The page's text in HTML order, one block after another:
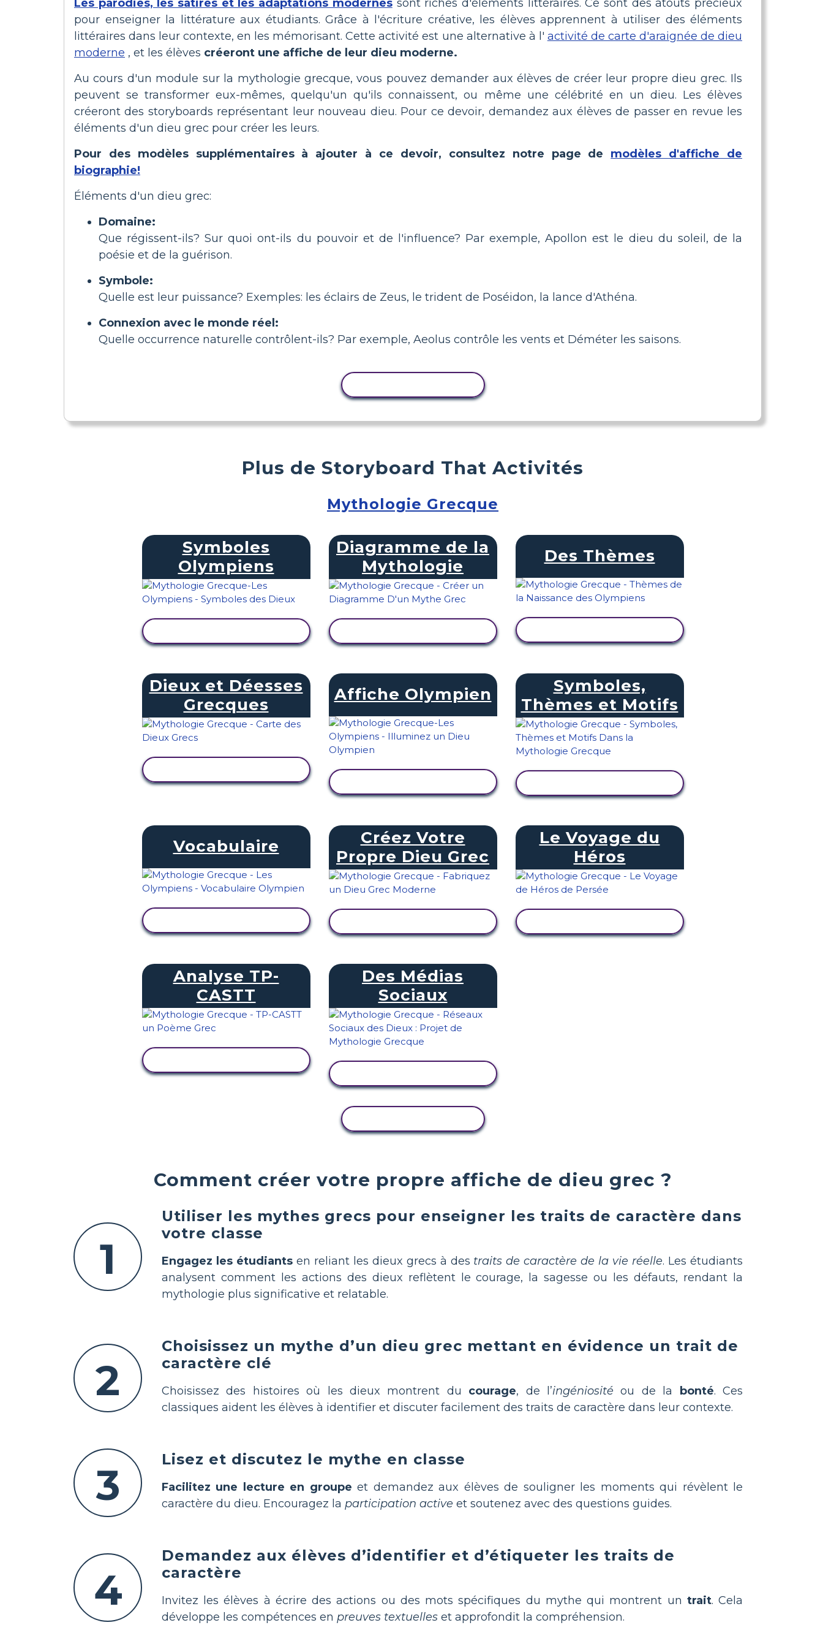
Les parodies, les satires et les adaptations modernessont riches d'éléments littéraires. Ce sont des atouts précieux
pour enseigner la littérature aux étudiants. Grâce à l'écriture créative, les élèves apprennent à utiliser des éléments
littéraires dans leur contexte, en les mémorisant. Cette activité est une alternative à l' activité de carte d'araignée de dieu
moderne , et les élèves créeront une affiche de leur dieu moderne.
Au cours d'un module sur la mythologie grecque, vous pouvez demander aux élèves de créer leur propre dieu grec. Ils
peuvent se transformer eux-mêmes, quelqu'un qu'ils connaissent, ou même une célébrité en un dieu. Les élèves
créeront des storyboards représentant leur nouveau dieu. Pour ce devoir, demandez aux élèves de passer en revue les
éléments d'un dieu grec pour créer les leurs.
Pour des modèles supplémentaires à ajouter à ce devoir, consultez notre page de modèles d'affiche de
biographie!
Éléments d'un dieu grec:
Domaine:
Que régissent-ils? Sur quoi ont-ils du pouvoir et de l'influence? Par exemple, Apollon est le dieu du soleil, de la
poésie et de la guérison.
Symbole:
Quelle est leur puissance? Exemples: les éclairs de Zeus, le trident de Poséidon, la lance d'Athéna.
Connexion avec le monde réel:
Quelle occurrence naturelle contrôlent-ils? Par exemple, Aeolus contrôle les vents et Déméter les saisons.
Comment créer votre propre affiche de dieu grec ?
1
Utiliser les mythes grecs pour enseigner les traits de caractère dans
votre classe
Engagez les étudiantsen reliant les dieux grecs à des traits de caractère de la vie réelle. Les étudiants
analysent comment les actions des dieux reflètent le courage, la sagesse ou les défauts, rendant la
mythologie plus significative et relatable.
2
Choisissez un mythe d’un dieu grec mettant en évidence un trait de
caractère clé
Choisissez des histoires où les dieux montrent du courage, de l’ingéniosité ou de la bonté. Ces
classiques aident les élèves à identifier et discuter facilement des traits de caractère dans leur contexte.
3
Lisez et discutez le mythe en classe
Facilitez une lecture en groupe et demandez aux élèves de souligner les moments qui révèlent le
caractère du dieu. Encouragez la participation active et soutenez avec des questions guides.
4
Demandez aux élèves d’identifier et d’étiqueter les traits de
caractère
Invitez les élèves à écrire des actions ou des mots spécifiques du mythe qui montrent un trait. Cela
développe les compétences en preuves textuelles et approfondit la compréhension.
Plus de Storyboard That Activités
Mythologie Grecque
Symboles
Olympiens
Diagramme de la
Mythologie
Des Thèmes
Dieux et Déesses
Grecques
Affiche Olympien
Symboles,
Thèmes et Motifs
Vocabulaire
Créez Votre
Propre Dieu Grec
Le Voyage du
Héros
Analyse TP-
CASTT
Des Médias
Sociaux